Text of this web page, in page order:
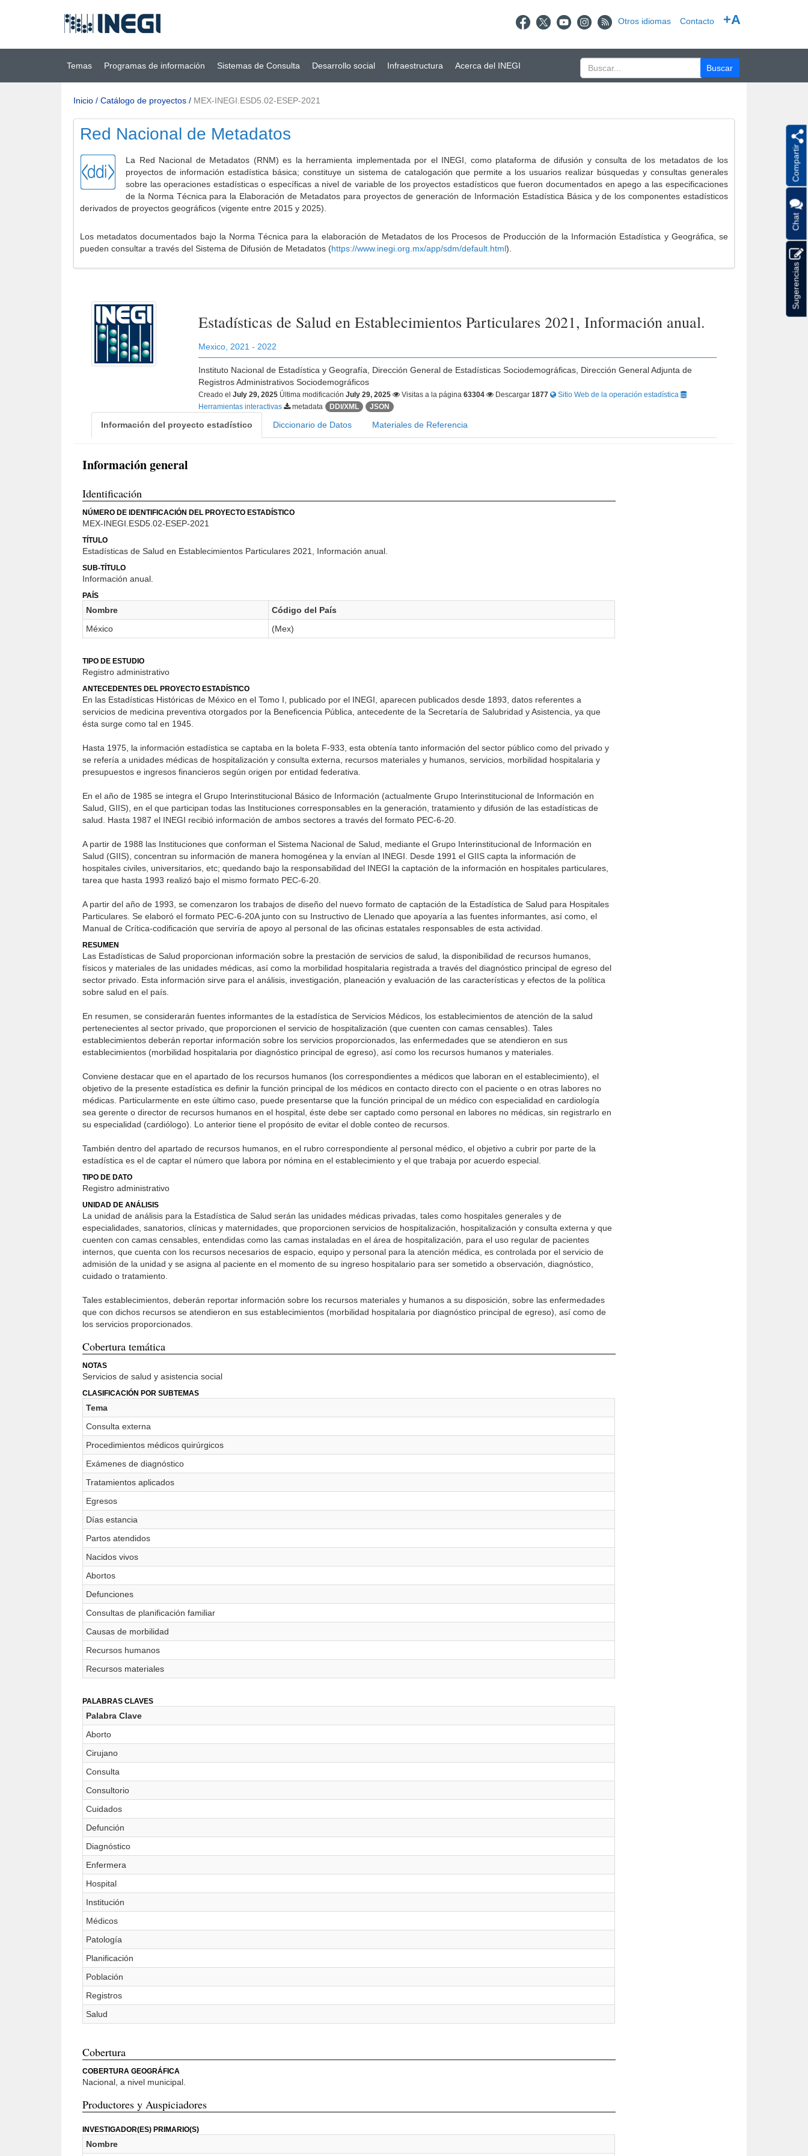
principal
(INEGI) Otros idiomas Contacto +A
Temas Programas de información Sistemas de Consulta Desarrollo social Infraestructura Acerca del INEGI
Inicio / Catálogo de proyectos / MEX-INEGI.ESD5.02-ESEP-2021
Red Nacional de Metadatos
La Red Nacional de Metadatos (RNM) es la herramienta implementada por el INEGI, como plataforma de difusión y consulta de los metadatos de los
proyectos de información estadística básica; constituye un sistema de catalogación que permite a los usuarios realizar búsquedas y consultas generales
sobre las operaciones estadísticas o específicas a nivel de variable de los proyectos estadísticos que fueron documentados en apego a las especificaciones
de la Norma Técnica para la Elaboración de Metadatos para proyectos de generación de Información Estadística Básica y de los componentes estadísticos
derivados de proyectos geográficos (vigente entre 2015 y 2025).
Los metadatos documentados bajo la Norma Técnica para la elaboración de Metadatos de los Procesos de Producción de la Información Estadística y Geográfica, se
pueden consultar a través del Sistema de Difusión de Metadatos (https://www.inegi.org.mx/app/sdm/default.html).
Estadísticas de Salud en Establecimientos Particulares 2021, Información anual.
Mexico 2021 - 2022
Instituto Nacional de Estadística y Geografía, Dirección General de Estadísticas Sociodemográficas, Dirección General Adjunta de
Registros Administrativos Sociodemográficos
Creado elJuly 29, 2025 Última modificaciónJuly 29, 2025 Visitas a la página63304 Descargar1877
Sitio Web de la operación estadística
Herramientas interactivas
metadata DDI/XML JSON
Información del proyecto estadístico Diccionario de Datos Materiales de Referencia
Información general
Identificación
NÚMERO DE IDENTIFICACIÓN DEL PROYECTO ESTADÍSTICO
MEX-INEGI.ESD5.02-ESEP-2021
TÍTULO
Estadísticas de Salud en Establecimientos Particulares 2021, Información anual.
SUB-TÍTULO
Información anual.
PAÍS
Nombre
Código del País
México
(Mex)
TIPO DE ESTUDIO
Registro administrativo
ANTECEDENTES DEL PROYECTO ESTADÍSTICO
En las Estadísticas Históricas de México en el Tomo I, publicado por el INEGI, aparecen publicados desde 1893, datos referentes a
servicios de medicina preventiva otorgados por la Beneficencia Pública, antecedente de la Secretaría de Salubridad y Asistencia, ya que
ésta surge como tal en 1945.
Hasta 1975, la información estadística se captaba en la boleta F-933, esta obtenía tanto información del sector público como del privado y
se refería a unidades médicas de hospitalización y consulta externa, recursos materiales y humanos, servicios, morbilidad hospitalaria y
presupuestos e ingresos financieros según origen por entidad federativa.
En el año de 1985 se integra el Grupo Interinstitucional Básico de Información (actualmente Grupo Interinstitucional de Información en
Salud, GIIS), en el que participan todas las Instituciones corresponsables en la generación, tratamiento y difusión de las estadísticas de
salud. Hasta 1987 el INEGI recibió información de ambos sectores a través del formato PEC-6-20.
A partir de 1988 las Instituciones que conforman el Sistema Nacional de Salud, mediante el Grupo Interinstitucional de Información en
Salud (GIIS), concentran su información de manera homogénea y la envían al INEGI. Desde 1991 el GIIS capta la información de
hospitales civiles, universitarios, etc; quedando bajo la responsabilidad del INEGI la captación de la información en hospitales particulares,
tarea que hasta 1993 realizó bajo el mismo formato PEC-6-20.
A partir del año de 1993, se comenzaron los trabajos de diseño del nuevo formato de captación de la Estadística de Salud para Hospitales
Particulares. Se elaboró el formato PEC-6-20A junto con su Instructivo de Llenado que apoyaría a las fuentes informantes, así como, el
Manual de Crítica-codificación que serviría de apoyo al personal de las oficinas estatales responsables de esta actividad.
RESUMEN
Las Estadísticas de Salud proporcionan información sobre la prestación de servicios de salud, la disponibilidad de recursos humanos,
físicos y materiales de las unidades médicas, así como la morbilidad hospitalaria registrada a través del diagnóstico principal de egreso del
sector privado. Esta información sirve para el análisis, investigación, planeación y evaluación de las características y efectos de la política
sobre salud en el país.
En resumen, se considerarán fuentes informantes de la estadística de Servicios Médicos, los establecimientos de atención de la salud
pertenecientes al sector privado, que proporcionen el servicio de hospitalización (que cuenten con camas censables). Tales
establecimientos deberán reportar información sobre los servicios proporcionados, las enfermedades que se atendieron en sus
establecimientos (morbilidad hospitalaria por diagnóstico principal de egreso), así como los recursos humanos y materiales.
Conviene destacar que en el apartado de los recursos humanos (los correspondientes a médicos que laboran en el establecimiento), el
objetivo de la presente estadística es definir la función principal de los médicos en contacto directo con el paciente o en otras labores no
médicas. Particularmente en este último caso, puede presentarse que la función principal de un médico con especialidad en cardiología
sea gerente o director de recursos humanos en el hospital, éste debe ser captado como personal en labores no médicas, sin registrarlo en
su especialidad (cardiólogo). Lo anterior tiene el propósito de evitar el doble conteo de recursos.
También dentro del apartado de recursos humanos, en el rubro correspondiente al personal médico, el objetivo a cubrir por parte de la
estadística es el de captar el número que labora por nómina en el establecimiento y el que trabaja por acuerdo especial.
TIPO DE DATO
Registro administrativo
UNIDAD DE ANÁLISIS
La unidad de análisis para la Estadística de Salud serán las unidades médicas privadas, tales como hospitales generales y de
especialidades, sanatorios, clínicas y maternidades, que proporcionen servicios de hospitalización, hospitalización y consulta externa y que
cuenten con camas censables, entendidas como las camas instaladas en el área de hospitalización, para el uso regular de pacientes
internos, que cuenta con los recursos necesarios de espacio, equipo y personal para la atención médica, es controlada por el servicio de
admisión de la unidad y se asigna al paciente en el momento de su ingreso hospitalario para ser sometido a observación, diagnóstico,
cuidado o tratamiento.
Tales establecimientos, deberán reportar información sobre los recursos materiales y humanos a su disposición, sobre las enfermedades
que con dichos recursos se atendieron en sus establecimientos (morbilidad hospitalaria por diagnóstico principal de egreso), así como de
los servicios proporcionados.
Cobertura temática
NOTAS
Servicios de salud y asistencia social
CLASIFICACIÓN POR SUBTEMAS
Tema
Consulta externa
Procedimientos médicos quirúrgicos
Exámenes de diagnóstico
Tratamientos aplicados
Egresos
Días estancia
Partos atendidos
Nacidos vivos
Abortos
Defunciones
Consultas de planificación familiar
Causas de morbilidad
Recursos humanos
Recursos materiales
PALABRAS CLAVES
Palabra Clave
Aborto
Cirujano
Consulta
Consultorio
Cuidados
Defunción
Diagnóstico
Enfermera
Hospital
Institución
Médicos
Patología
Planificación
Población
Registros
Salud
Cobertura
COBERTURA GEOGRÁFICA
Nacional, a nivel municipal.
Productores y Auspiciadores
INVESTIGADOR(ES) PRIMARIO(S)
Nombre
Compartir
Chat
Sugerencias